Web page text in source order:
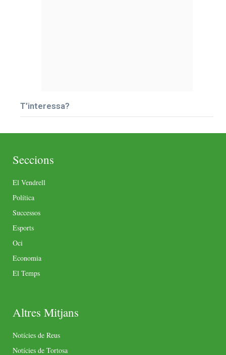
T’interessa?
Seccions
El Vendrell
Política
Successos
Esports
Oci
Economia
El Temps
Altres Mitjans
Notícies de Reus
Notícies de Tortosa